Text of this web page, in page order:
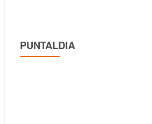
PUNTALDIA